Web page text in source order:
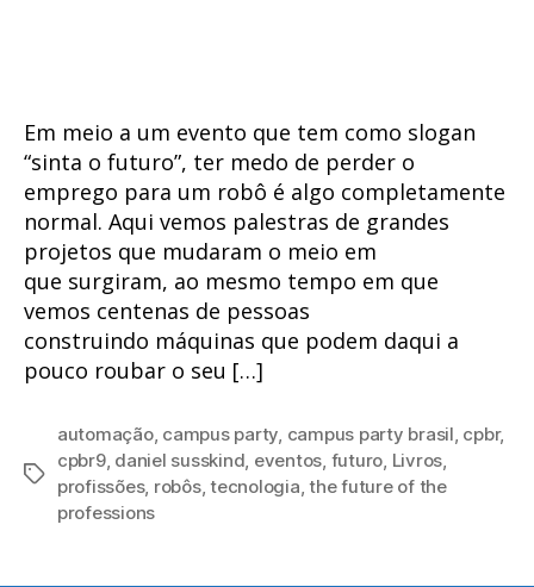
Em meio a um evento que tem como slogan
“sinta o futuro”, ter medo de perder o
emprego para um robô é algo completamente
normal. Aqui vemos palestras de grandes
projetos que mudaram o meio em
que surgiram, ao mesmo tempo em que
vemos centenas de pessoas
construindo máquinas que podem daqui a
pouco roubar o seu […]
Tags
automação, campus party, campus party brasil, cpbr,
cpbr9, daniel susskind, eventos, futuro, Livros,
profissões, robôs,tecnologia,the future of the
professions